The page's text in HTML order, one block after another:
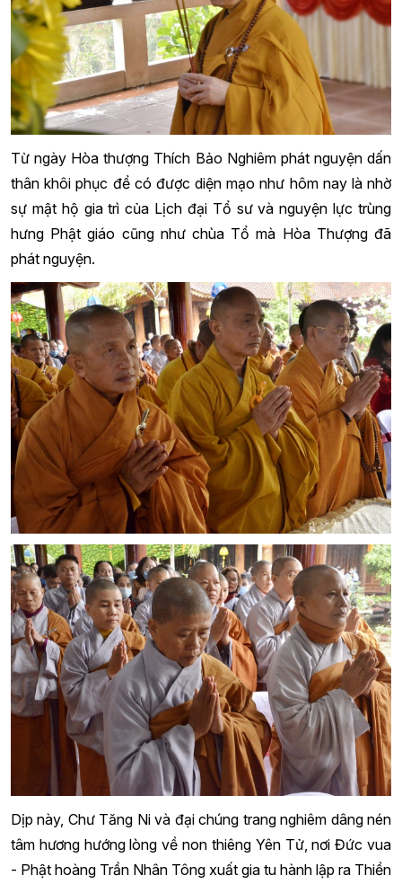
Từ ngày Hòa thượng Thích Bảo Nghiêm phát nguyện dấn
thân khôi phục để có được diện mạo như hôm nay là nhờ
sự mật hộ gia trì của Lịch đại Tổ sư và nguyện lực trùng
hưng Phật giáo cũng như chùa Tổ mà Hòa Thượng đã
phát nguyện.
Dịp này, Chư Tăng Ni và đại chúng trang nghiêm dâng nén
tâm hương hướng lòng về non thiêng Yên Tử, nơi Đức vua
- Phật hoàng Trần Nhân Tông xuất gia tu hành lập ra Thiền